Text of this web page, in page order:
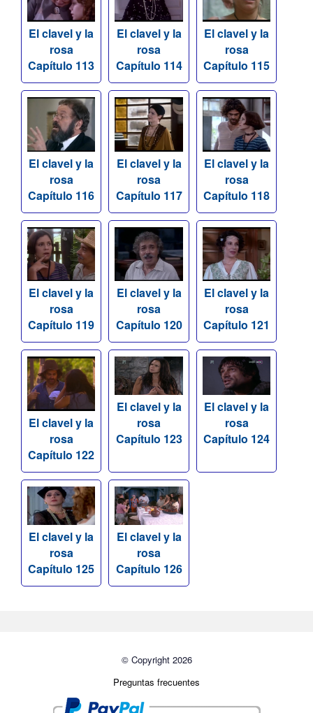
El clavel y la
rosa
Capítulo 113
El clavel y la
rosa
Capítulo 114
El clavel y la
rosa
Capítulo 115
El clavel y la
rosa
Capítulo 116
El clavel y la
rosa
Capítulo 117
El clavel y la
rosa
Capítulo 118
El clavel y la
rosa
Capítulo 119
El clavel y la
rosa
Capítulo 120
El clavel y la
rosa
Capítulo 121
El clavel y la
rosa
Capítulo 122
El clavel y la
rosa
Capítulo 123
El clavel y la
rosa
Capítulo 124
El clavel y la
rosa
Capítulo 125
El clavel y la
rosa
Capítulo 126
© Copyright 2026
Preguntas frecuentes